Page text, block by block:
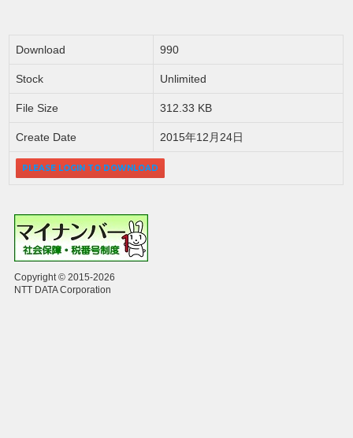
Download 990
Stock Unlimited
File Size 312.33 KB
Create Date 2015年12月24日
PLEASE LOGIN TO DOWNLOAD
Copyright © 2015-2026
NTT DATA Corporation